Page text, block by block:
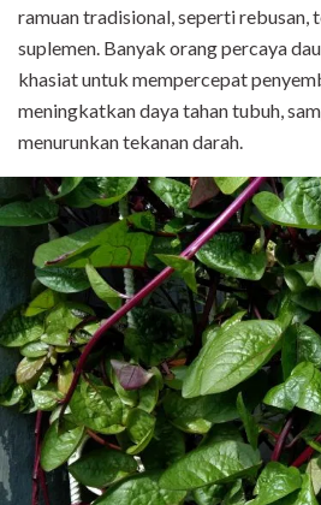
ramuan tradisional, seperti rebusan,
suplemen. Banyak orang percaya
khasiat untuk mempercepat
meningkatkan daya tahan tubuh,
menurunkan tekanan darah.